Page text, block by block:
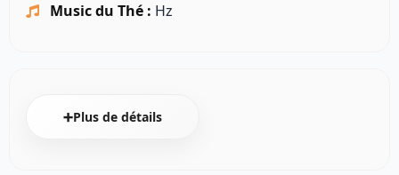
Music du Thé : Hz
➕Plus de détails